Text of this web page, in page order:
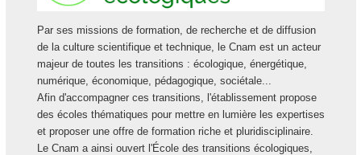
Par ses missions de formation, de recherche et de diffusion
de la culture scientifique et technique, le Cnam est un acteur
majeur de toutes les transitions : écologique, énergétique,
numérique, économique, pédagogique, sociétale...
Afin d'accompagner ces transitions, l'établissement propose
des écoles thématiques pour mettre en lumière les expertises
et proposer une offre de formation riche et pluridisciplinaire.
Le Cnam a ainsi ouvert l'École des transitions écologiques,